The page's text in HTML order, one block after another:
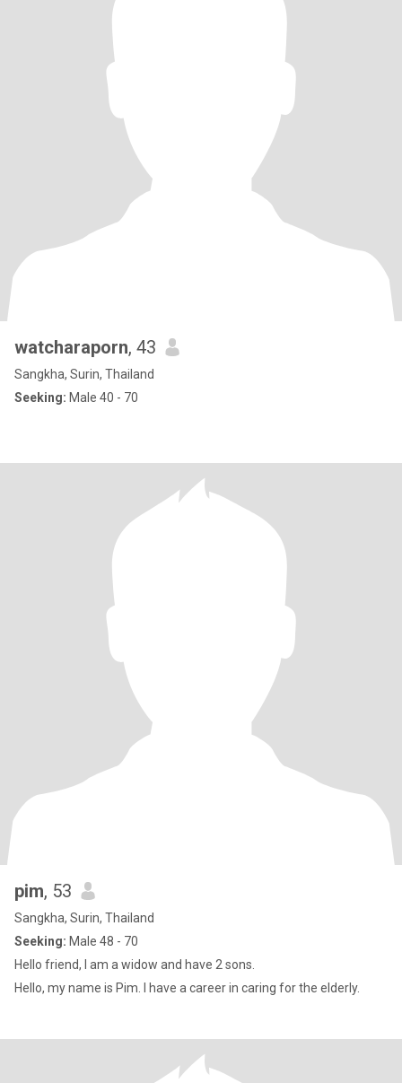
watcharaporn, 43
Sangkha, Surin, Thailand
Seeking: Male 40 - 70
pim, 53
Sangkha, Surin, Thailand
Seeking: Male 48 - 70
Hello friend, I am a widow and have 2 sons.
Hello, my name is Pim. I have a career in caring for the elderly.